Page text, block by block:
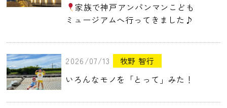
家族で神戸アンパンマンこども
ミュージアムへ行ってきました♪
2026/07/13 牧野 智行
いろんなモノを「とって」みた！